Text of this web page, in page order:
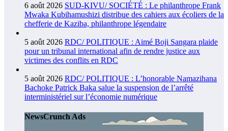
6 août 2026 SUD-KIVU/ SOCIÉTÉ : Le philanthrope Frank
Mwaka Kubihamushizi distribue des cahiers aux écoliers de la
chefferie de Kaziba, philanthrope légendaire
5 août 2026 RDC/ POLITIQUE : Aimé Boji Sangara plaide
pour un tribunal international afin de rendre justice aux
victimes des conflits en RDC
5 août 2026 RDC/ POLITIQUE : L’honorable Namazihana
Bachoke Patrick Baka salue la suspension de l’arrêté
interministériel sur l’économie numérique
NewsCrunch Ads